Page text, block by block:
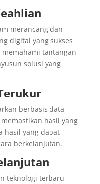
merancang dan
digital yang sukses
tantangan
solusi yang
berbasis data
hasil yang
hasil yang dapat
berkelanjutan.
teknologi terbaru